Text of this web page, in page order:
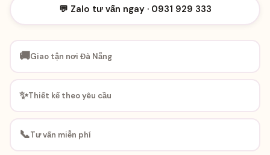
💬 Zalo tư vấn ngay · 0931 929 333
🚚Giao tận nơi Đà Nẵng
✨Thiết kế theo yêu cầu
📞Tư vấn miễn phí